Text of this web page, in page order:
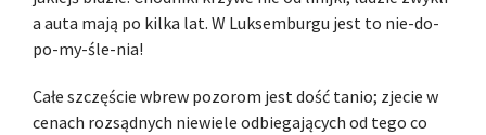
a auta mają po kilka lat. W Luksemburgu jest to nie-do-
po-my-śle-nia!
Całe szczęście wbrew pozorom jest dość tanio; zjecie w
cenach rozsądnych niewiele odbiegających od tego co